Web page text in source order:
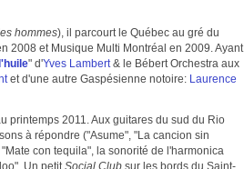
hommes), il parcourt le Québec au gré du
2008 et Musique Multi Montréal en 2009. Ayant
" d'Yves Lambert & le Bébert Orchestra aux
et d'une autre Gaspésienne notoire:
Laurence
printemps 2011. Aux guitares du sud du Rio
à répondre ("Asume", "La cancion sin
con tequila", la sonorité de l'harmonica
Un petit Social Club sur les bords du Saint-